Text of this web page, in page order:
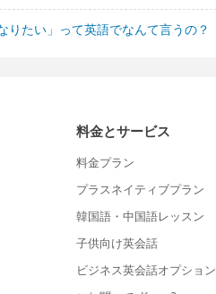
りたい」って英語でなんて言うの？
料金とサービス
料金プラン
プラスネイティブプラン
韓国語・中国語レッスン
子供向け英会話
ビジネス英会話オプション